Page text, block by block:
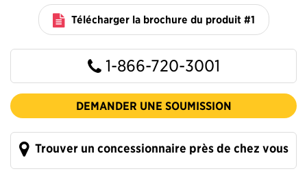
Télécharger la brochure du produit #1
1-866-720-3001
DEMANDER UNE SOUMISSION
Trouver un concessionnaire près de chez vous